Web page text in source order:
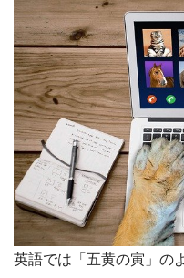
英語では「五黄の寅」の